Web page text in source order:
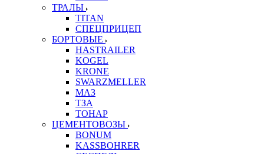
ТРАЛЫ
TITAN
СПЕЦПРИЦЕП
БОРТОВЫЕ
HASTRAILER
KOGEL
KRONE
SWARZMELLER
МАЗ
ТЗА
ТОНАР
ЦЕМЕНТОВОЗЫ
BONUM
KASSBOHRER